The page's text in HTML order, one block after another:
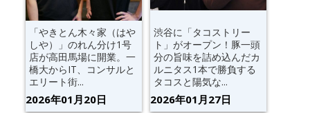
「やきとん木々家（はや
しや）」のれん分け1号
店が高田馬場に開業。一
橋大からIT、コンサルと
エリート街...
2026年01月20日
渋谷に「タコストリー
ト」がオープン！豚一頭
分の旨味を詰め込んだカ
ルニタス1本で勝負する
タコスと陽気な...
2026年01月27日